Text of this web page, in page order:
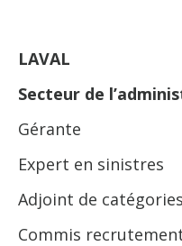
LAVAL
Secteur de
Gérante
Expert en sinistres
Adjoint de
Commis